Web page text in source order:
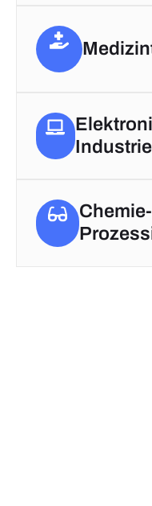
Industrie